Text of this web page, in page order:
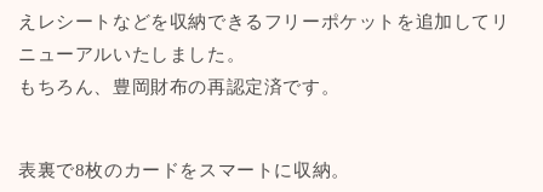
ド
ホ
ル
2
ー
ド
ホ
ル
2
えレシートなどを収納できるフリーポケットを追加してリ
ニューアルいたしました。
もちろん、豊岡財布の再認定済です。
表裏で8枚のカードをスマートに収納。